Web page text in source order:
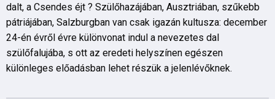
dalt, a Csendes éjt ? Szülőhazájában, Ausztriában, szűkebb
pátriájában, Salzburgban van csak igazán kultusza: december
24-én évről évre különvonat indul a nevezetes dal
szülőfalujába, s ott az eredeti helyszínen egészen
különleges előadásban lehet részük a jelenlévőknek.